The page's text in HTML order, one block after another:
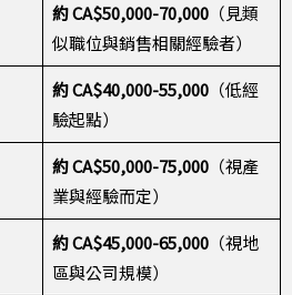
約 CA$50,000-70,000（見類
似職位與銷售相關經驗者）
約 CA$40,000-55,000（低經
驗起點）
約 CA$50,000-75,000（視產
業與經驗而定）
約 CA$45,000-65,000（視地
區與公司規模）